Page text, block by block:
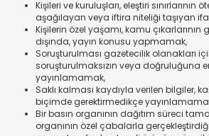
Kişileri ve kuruluşları, eleştiri sınırlarının
aşağılayan veya iftira niteliği taşıyan
Kişilerin özel yaşamı, kamu
dışında, yayın konusu yapmamak,
Soruşturulması gazetecilik olanakları
soruşturulmaksızın veya doğruluğuna
yayınlamamak,
Saklı kalması kaydıyla verilen bilgiler,
biçimde gerektirmedikçe
Bir basın organının dağıtım süreci
organının özel çabalarla